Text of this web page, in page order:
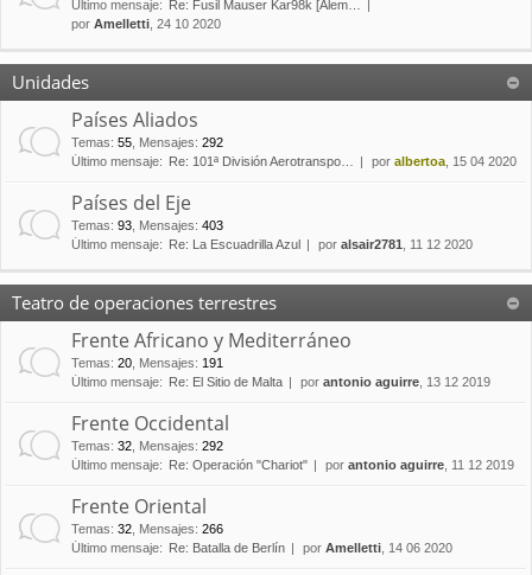
Último mensaje:
Re: Fusil Mauser Kar98k [Alem…
por Amelletti , 24 10 2020
Unidades
Países Aliados
Temas: 55 Mensajes: 292
Último mensaje:
Re: 101ª División Aerotranspo… por albertoa , 15 04 2020
Países del Eje
Temas: 93 Mensajes: 403
Último mensaje:
Re: La Escuadrilla Azul por alsair2781 , 11 12 2020
Teatro de operaciones terrestres
Frente Africano y Mediterráneo
Temas: 20 Mensajes: 191
Último mensaje:
Re: El Sitio de Malta por antonio aguirre , 13 12 2019
Frente Occidental
Temas: 32 Mensajes: 292
Último mensaje:
Re: Operación "Chariot" por antonio aguirre , 11 12 2019
Frente Oriental
Temas: 32 Mensajes: 266
Último mensaje:
Re: Batalla de Berlín por Amelletti , 14 06 2020